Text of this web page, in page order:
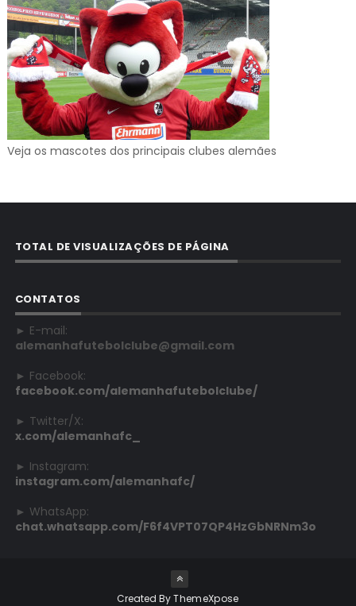
Veja os mascotes dos principais clubes alemães
TOTAL DE VISUALIZAÇÕES DE PÁGINA
CONTATOS
► E-mail:
alemanhafutebolclube@gmail.com
► Facebook:
facebook.com/alemanhafutebolclube/
► Twitter/X:
x.com/alemanhafc_
► Instagram:
instagram.com/alemanhafc/
► WhatsApp:
chat.whatsapp.com/F6f4VPT07QP4HzGbNRNm3o
Created ByThemeXpose